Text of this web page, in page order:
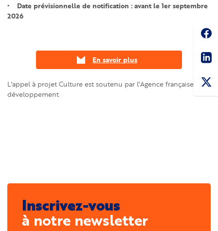
• Date prévisionnelle de notification : avant le 1er septembre
2026
En savoir plus
L'appel à projet Culture est soutenu par l'Agence française de
développement
Inscrivez-vous
à notre newsletter